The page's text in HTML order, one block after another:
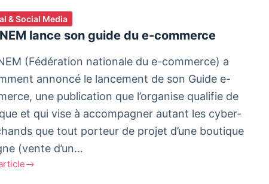
& Social Media
lance son guide du e-commerce
(Fédération nationale du e-commerce) a
annoncé le lancement de son Guide e-
une publication que l’organise qualifie de
et qui vise à accompagner autant les cyber-
que tout porteur de projet d’une boutique
(vente d’un…